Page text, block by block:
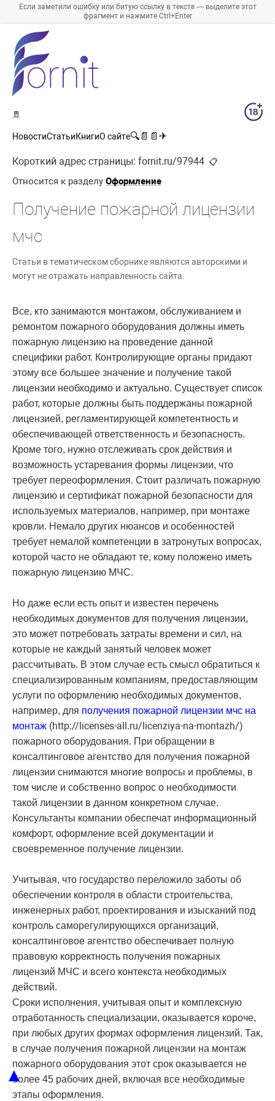
Если заметили ошибку или битую ссылку в тексте — выделите этот
фрагмент и нажмите Ctrl+Enter
🚪
НовостиСтатьиКнигиО сайте🔍 📄 📄 ✈
Короткий адрес страницы: fornit.ru/97944 📋
Относится к разделу Оформление
Получение пожарной лицензии
мчс
Статьи в тематическом сборнике являются авторскими и
могут не отражать направленность сайта.
Все, кто занимаются монтажом, обслуживанием и
ремонтом пожарного оборудования должны иметь
пожарную лицензию на проведение данной
специфики работ. Контролирующие органы придают
этому все большее значение и получение такой
лицензии необходимо и актуально. Существует список
работ, которые должны быть поддержаны пожарной
лицензией, регламентирующей компетентность и
обеспечивающей ответственность и безопасность.
Кроме того, нужно отслеживать срок действия и
возможность устаревания формы лицензии, что
требует переоформления. Стоит различать пожарную
лицензию и сертификат пожарной безопасности для
используемых материалов, например, при монтаже
кровли. Немало других нюансов и особенностей
требует немалой компетенции в затронутых вопросах,
которой часто не обладают те, кому положено иметь
пожарную лицензию МЧС.
Но даже если есть опыт и известен перечень
необходимых документов для получения лицензии,
это может потребовать затраты времени и сил, на
которые не каждый занятый человек может
рассчитывать. В этом случае есть смысл обратиться к
специализированным компаниям, предоставляющим
услуги по оформлению необходимых документов,
например, для получения пожарной лицензии мчс на
монтаж (http://licenses-all.ru/licenziya-na-montazh/)
пожарного оборудования. При обращении в
консалтинговое агентство для получения пожарной
лицензии снимаются многие вопросы и проблемы, в
том числе и собственно вопрос о необходимости
такой лицензии в данном конкретном случае.
Консультанты компании обеспечат информационный
комфорт, оформление всей документации и
своевременное получение лицензии.
Учитывая, что государство переложило заботы об
обеспечении контроля в области строительства,
инженерных работ, проектирования и изысканий под
контроль саморегулирующихся организаций,
консалтинговое агентство обеспечивает полную
правовую корректность получения пожарных
лицензий МЧС и всего контекста необходимых
действий.
Сроки исполнения, учитывая опыт и комплексную
отработанность специализации, оказывается короче,
при любых других формах оформления лицензий. Так,
в случае получения пожарной лицензии на монтаж
пожарного оборудования этот срок оказывается не
более 45 рабочих дней, включая все необходимые
этапы оформления.
▲